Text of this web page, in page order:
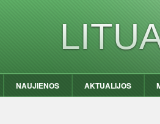
NAUJIENOS AKTUALIJOS